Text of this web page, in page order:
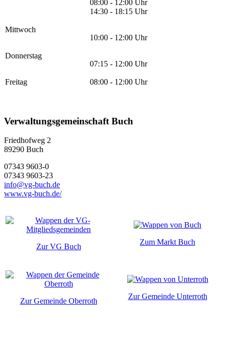
08:00 - 12:00 Uhr
14:30 - 18:15 Uhr
Mittwoch
10:00 - 12:00 Uhr
Donnerstag
07:15 - 12:00 Uhr
Freitag 08:00 - 12:00 Uhr
Verwaltungsgemeinschaft Buch
Friedhofweg 2
89290 Buch
07343 9603-0
07343 9603-23
info@vg-buch.de
www.vg-buch.de/
Zur VG Buch
Zum Markt Buch
Zur Gemeinde Oberroth
Zur Gemeinde Unterroth